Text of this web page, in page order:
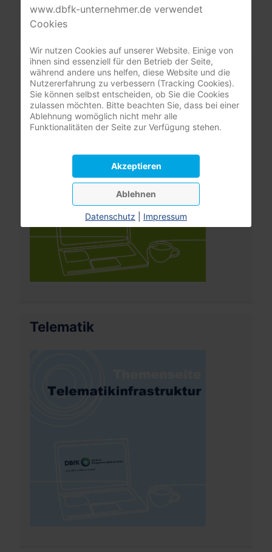
Benutzername vergessen?
Leistungsrechner
Pflegeversicherung
Telematik
www.dbfk-unternehmer.de verwendet
Cookies
Wir nutzen Cookies auf unserer Website. Einige von
ihnen sind essenziell für den Betrieb der Seite,
während andere uns helfen, diese Website und die
Nutzererfahrung zu verbessern (Tracking Cookies).
Sie können selbst entscheiden, ob Sie die Cookies
zulassen möchten. Bitte beachten Sie, dass bei einer
Ablehnung womöglich nicht mehr alle
Funktionalitäten der Seite zur Verfügung stehen.
Akzeptieren
Ablehnen
Datenschutz Impressum